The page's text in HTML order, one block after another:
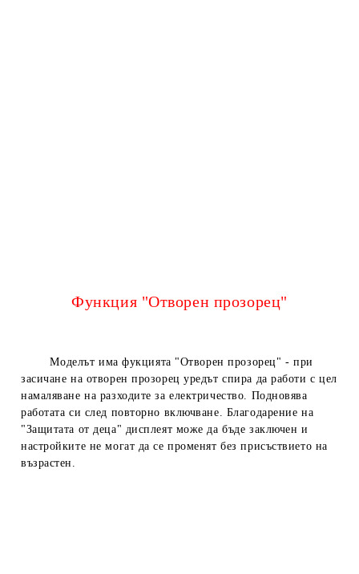
Функция "Отворен прозорец"
Моделът има фукцията "Отворен прозорец" - при
засичане на отворен прозорец уредът спира да работи с цел
намаляване на разходите за електричество. Подновява
работата си след повторно включване. Благодарение на
"Защитата от деца" дисплеят може да бъде заключен и
настройките не могат да се променят без присъствието на
възрастен.